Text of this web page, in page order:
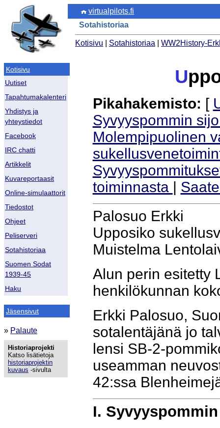
Kotisivu
Uutiset
Tapahtumakalenteri
Yhdistys ja
yhteystiedot
Facebook
IRC chatti
Artikkelit
Kuvareportaasit
Online-simulaattorit
Tiedostot
Ohjeet
Peliserveri
Sotahistoriaa
Suomen Sodat
1939-45
Haku
Jäsensivut
» Palaute
Historiaprojekti
Katso lisätietoja
historiaprojektin
kuvaus -sivulta
virtualpilots.fi
Sotahistoriaa
Kotisivu Sotahistoriaa WW2History-
U
Pikahakemisto: [
Syvyyspommin
Molempipuolinen
toiminnasta |
Palosuo Erkki
Upposiko
Muistelma
Alun perin esitetty
henkilökunnan
Erkki Palosuo,
sotalentäjänä jo
lensi SB-2-
useamman
42:ssa
I.